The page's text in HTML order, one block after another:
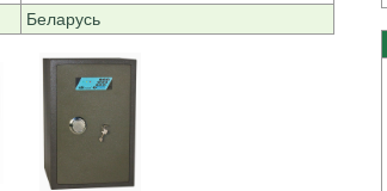
Беларусь